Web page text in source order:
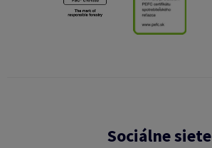
Sociálne siete